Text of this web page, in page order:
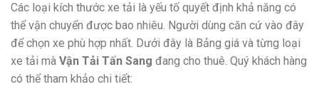
Các loại kích thước xe tải là yếu tố quyết định khả năng có
thể vận chuyển được bao nhiêu. Người dùng căn cứ vào đây
để chọn xe phù hợp nhất. Dưới đây là Bảng giá và từng loại
xe tải mà Vận Tải Tấn Sang đang cho thuê. Quý khách hàng
có thể tham khảo chi tiết: